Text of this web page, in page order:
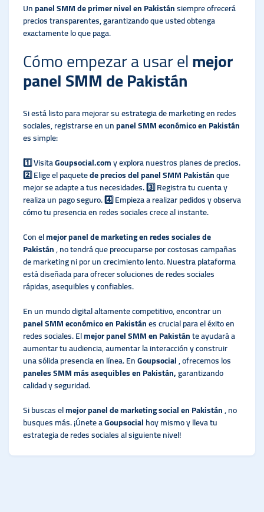
Unpanel SMM de primer nivel en Pakistánsiempre ofrecerá
precios transparentes, garantizando que usted obtenga
exactamente lo que paga.
Cómo empezar a usar elmejor
panel SMM de Pakistán
Si está listo para mejorar su estrategia de marketing en redes
sociales, registrarse en unpanel SMM económico en Pakistán
es simple:
1️⃣ VisitaGoupsocial.comy explora nuestros planes de precios.
2️⃣ Elige el paquetede precios del panel SMM Pakistánque
mejor se adapte a tus necesidades. 3️⃣ Registra tu cuenta y
realiza un pago seguro. 4️⃣ Empieza a realizar pedidos y observa
cómo tu presencia en redes sociales crece al instante.
Con elmejor panel de marketing en redes sociales de
Pakistán, no tendrá que preocuparse por costosas campañas
de marketing ni por un crecimiento lento. Nuestra plataforma
está diseñada para ofrecer soluciones de redes sociales
rápidas, asequibles y confiables.
En un mundo digital altamente competitivo, encontrar un
panel SMM económico en Pakistánes crucial para el éxito en
redes sociales. Elmejor panel SMM en Pakistánte ayudará a
aumentar tu audiencia, aumentar la interacción y construir
una sólida presencia en línea. EnGoupsocial, ofrecemos los
paneles SMM más asequibles en Pakistán,garantizando
calidad y seguridad.
Si buscas elmejor panel de marketing social en Pakistán, no
busques más. ¡Únete aGoupsocialhoy mismo y lleva tu
estrategia de redes sociales al siguiente nivel!